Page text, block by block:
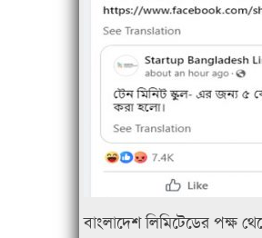
বাংলাদেশ লিমিটেডের পক্ষ